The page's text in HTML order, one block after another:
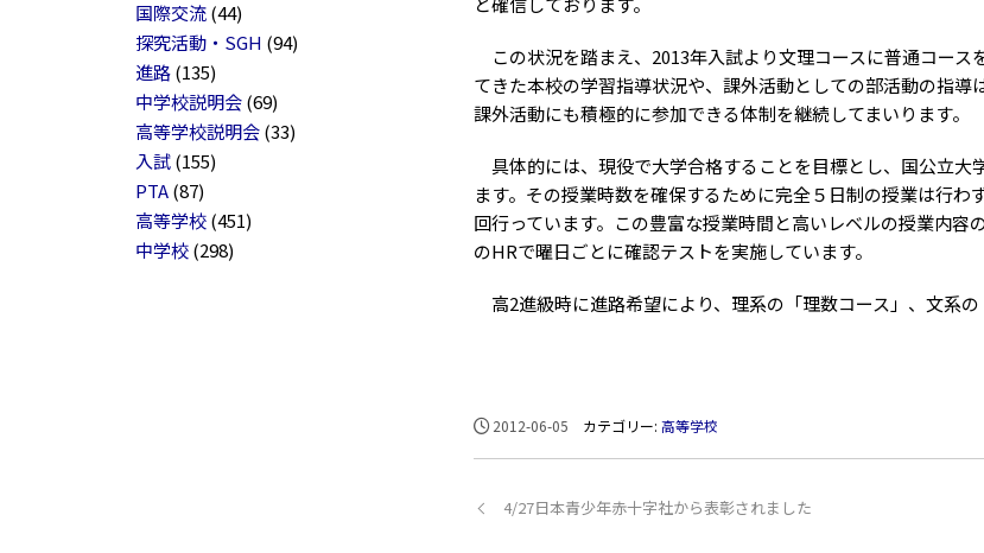
国際交流(44)
探究活動・SGH (94)
進路(135)
中学校説明会(69)
高等学校説明会(33)
入試(155)
PTA(87)
高等学校(451)
中学校(298)
この状況を踏まえ、2013年入試より文理コースに普通コー
てきた本校の学習指導状況や、課外活動としての部活動の指
課外活動にも積極的に参加できる体制を継続してまいります。
具体的には、現役で大学合格することを目標とし、国公立
ます。その授業時数を確保するために完全５日制の授業は行
回行っています。この豊富な授業時間と高いレベルの授業内
のHRで曜日ごとに確認テストを実施しています。
高2進級時に進路希望により、理系の「理数コース」、文系の
2012-06-05 カテゴリー: 高等学校
4/27日本青少年赤十字社から表彰されました